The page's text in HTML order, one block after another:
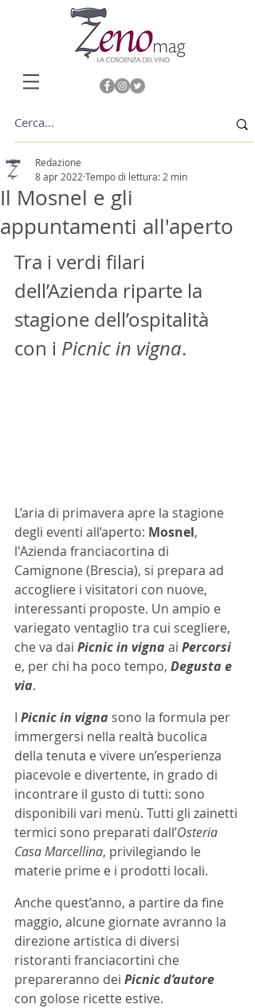
Il Mosnel e gli
appuntamenti all'aperto
Redazione
8 apr 2022 Tempo di lettura: 2 min
Tra i verdi filari
dell’Azienda riparte la
stagione dell’ospitalità
con i Picnic in vigna.
L’aria di primavera apre la stagione
degli eventi all’aperto: Mosnel,
l'Azienda franciacortina di
Camignone (Brescia), si prepara ad
accogliere i visitatori con nuove,
interessanti proposte. Un ampio e
variegato ventaglio tra cui scegliere,
che va dai Picnic in vigna ai Percorsi
e, per chi ha poco tempo, Degusta e
via.
I Picnic in vigna sono la formula per
immergersi nella realtà bucolica
della tenuta e vivere un’esperienza
piacevole e divertente, in grado di
incontrare il gusto di tutti: sono
disponibili vari menù. Tutti gli zainetti
termici sono preparati dall’Osteria
Casa Marcellina, privilegiando le
materie prime e i prodotti locali.
Anche quest’anno, a partire da fine
maggio, alcune giornate avranno la
direzione artistica di diversi
ristoranti franciacortini che
prepareranno dei Picnic d’autore
con golose ricette estive.